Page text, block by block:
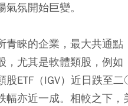
氣氛開始巨變。
青睞的企業，最大共通點
，尤其是軟體類股，例如
股ETF（IGV）近日跌至
幅亦近一成。相較之下，